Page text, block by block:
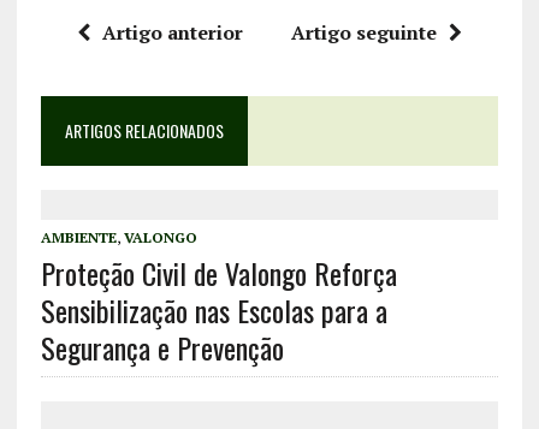
Artigo anterior Artigo seguinte
ARTIGOS RELACIONADOS
AMBIENTE, VALONGO
Proteção Civil de Valongo Reforça
Sensibilização nas Escolas para a
Segurança e Prevenção